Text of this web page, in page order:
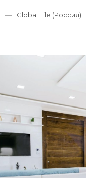
— Global Tile (Россия)